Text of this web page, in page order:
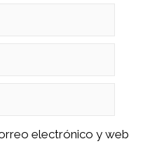
electrónico y web